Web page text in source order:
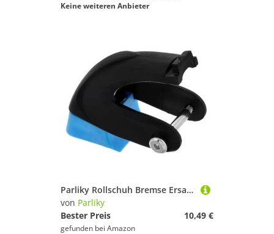
Keine weiteren Anbieter
Parliky Rollschuh Bremse Ersatzbremsklotz Langlebiger Rutschfester Inline Skate Bremsstopper Kompatibel mit Rollschuhen und Inline Skates Sicher und Einfach zu Montieren
von Parliky
Bester Preis
10,49 €
gefunden bei Amazon